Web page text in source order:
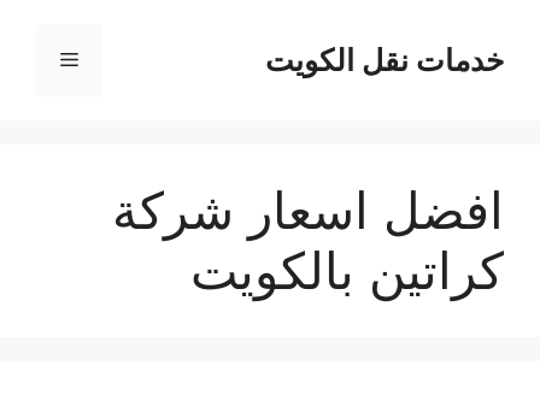
المحتوىخدمات نقل الكويت القائمة
افضل اسعار شركة
كراتين بالكويت